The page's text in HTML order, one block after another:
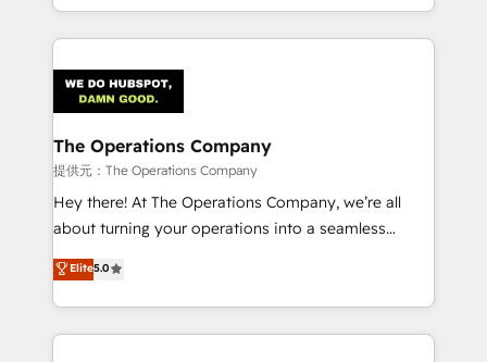
the UK, we support global companies in building
smarter marketing, sales, and customer success
Iberia (Spain & Portugal), we combine human insight
with intelligent automation to drive sustainable
growth. Our multidisciplinary team designs solutions
that simplify complexity, boost performance, and
turn innovation into real impact. 🌍 Highlights •
HubSpot Partner since 2012 • 2022 EMEA Impact
projects • Clients in 30+ industries • Proprietary
technology for integrations • Multilingual team:
The Operations Company
提供元：The Operations Company
Hey there! At The Operations Company, we’re all
about turning your operations into a seamless
experience that powers real results. We specialize in
transforming complex systems into efficient,
scalable solutions that work across your entire
organization. We’re a unique blend of deep HubSpot
Elite5.0